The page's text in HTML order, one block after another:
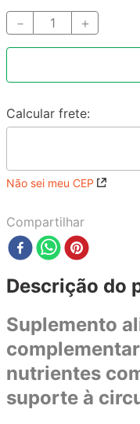
＋
－
Não sei meu CEP
Compartilhar
Descrição do
Suplemento
nutrientes
suporte à